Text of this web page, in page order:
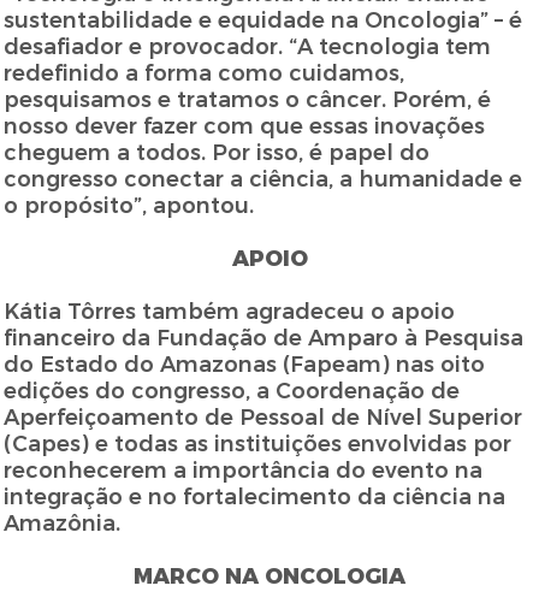
sustentabilidade e equidade na Oncologia” – é
desafiador e provocador. “A tecnologia tem
redefinido a forma como cuidamos,
pesquisamos e tratamos o câncer. Porém, é
nosso dever fazer com que essas inovações
cheguem a todos. Por isso, é papel do
congresso conectar a ciência, a humanidade e
o propósito”, apontou.
APOIO
Kátia Tôrres também agradeceu o apoio
financeiro da Fundação de Amparo à Pesquisa
do Estado do Amazonas (Fapeam) nas oito
edições do congresso, a Coordenação de
Aperfeiçoamento de Pessoal de Nível Superior
(Capes) e todas as instituições envolvidas por
reconhecerem a importância do evento na
integração e no fortalecimento da ciência na
Amazônia.
MARCO NA ONCOLOGIA